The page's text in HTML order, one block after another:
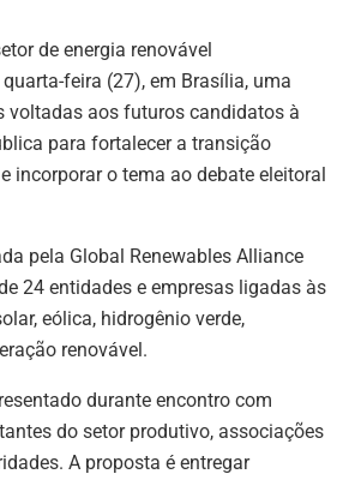
o
k
de energia renovável
feira (27), em Brasília, uma
voltadas aos futuros candidatos à
para fortalecer a transição
incorporar o tema ao debate eleitoral
pela Global Renewables Alliance
24 entidades e empresas ligadas às
eólica, hidrogênio verde,
renovável.
durante encontro com
do setor produtivo, associações
A proposta é entregar